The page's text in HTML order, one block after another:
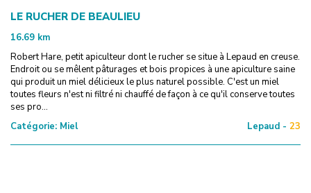
LE RUCHER DE BEAULIEU
16.69 km
Robert Hare, petit apiculteur dont le rucher se situe à Lepaud en creuse.
Endroit ou se mêlent pâturages et bois propices à une apiculture saine
qui produit un miel délicieux le plus naturel possible. C'est un miel
toutes fleurs n'est ni filtré ni chauffé de façon à ce qu'il conserve toutes
ses pro...
Catégorie: Miel Lepaud - 23